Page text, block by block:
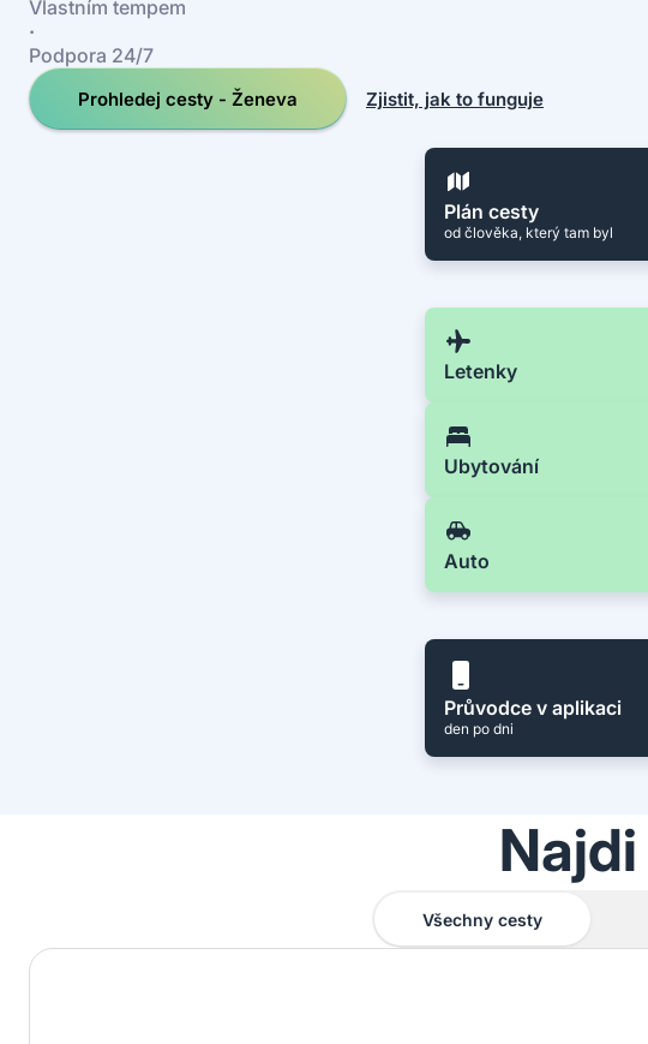
Vlastním tempem
·
Podpora 24/7
Prohledej cesty - Ženeva Zjistit, jak to funguje
Plán cesty
od člověka, který tam byl
Letenky
Ubytování
Auto
Průvodce v aplikaci
den po dni
Všechny cesty